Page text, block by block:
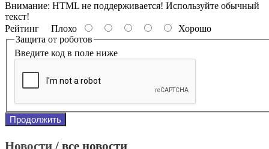
Внимание: HTML не поддерживается! Используйте обычный
текст!
Рейтинг Плохо
Хорошо
Защита от роботов
Введите код в поле ниже
Продолжить